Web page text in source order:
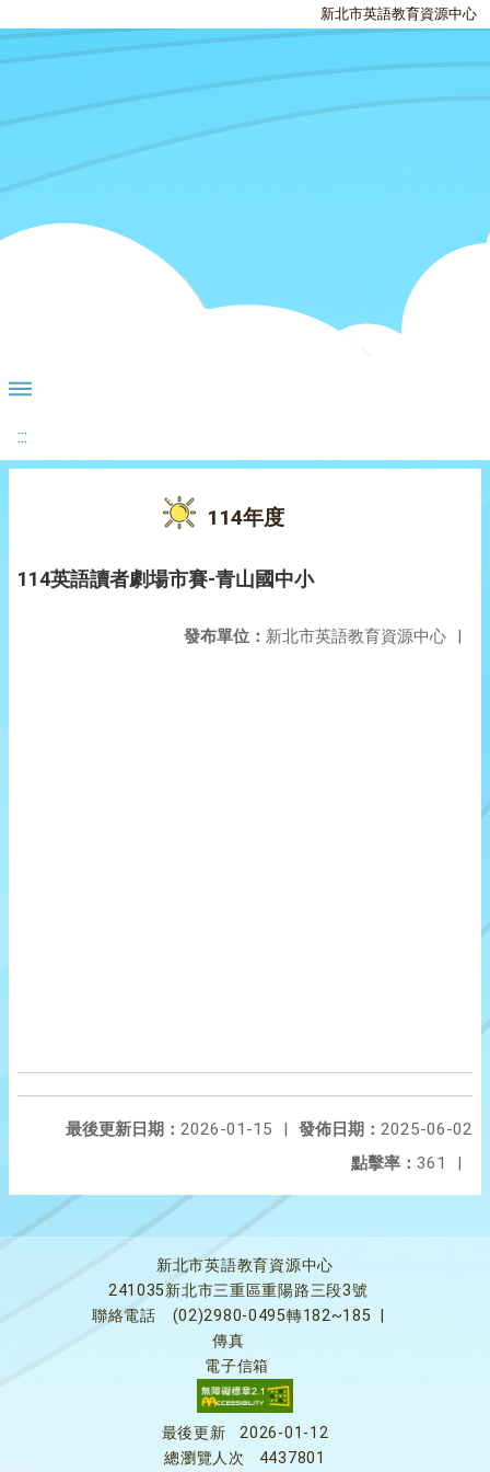
新北市英語教育資源中心
:::
114年度
114英語讀者劇場市賽-青山國中小
發布單位： 新北市英語教育資源中心 |
發佈日期： 2025-06-02
最後更新日期： 2026-01-15
|
點擊率： 361 |
新北市英語教育資源中心
241035新北市三重區重陽路三段3號
聯絡電話
(02)2980-0495轉182~185
傳真
電子信箱
最後更新
2026-01-12
總瀏覽人次
4437801